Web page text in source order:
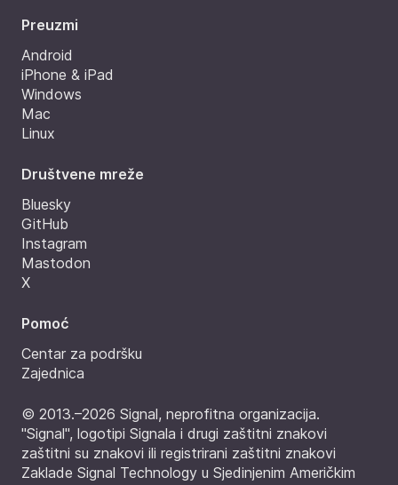
Preuzmi
Android
iPhone & iPad
Windows
Mac
Linux
Društvene mreže
Bluesky
GitHub
Instagram
Mastodon
X
Pomoć
Centar za podršku
Zajednica
© 2013.–2026 Signal, neprofitna organizacija.
"Signal", logotipi Signala i drugi zaštitni znakovi
zaštitni su znakovi ili registrirani zaštitni znakovi
Zaklade Signal Technology u Sjedinjenim Američkim